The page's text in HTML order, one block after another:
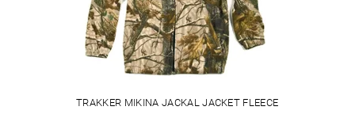
TRAKKER MIKINA JACKAL JACKET FLEECE